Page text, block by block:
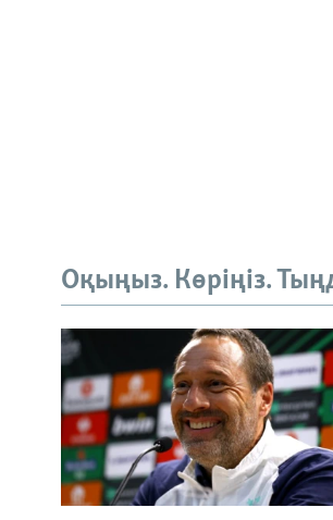
Оқыңыз. Көріңіз.